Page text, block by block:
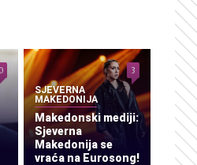
0
SJEVERNA
MAKEDONIJA
Makedonski mediji:
Sjeverna
Makedonija se
vraća na Eurosong!
3